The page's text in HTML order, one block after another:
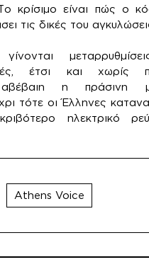
κρίσιμο είναι πώς ο
τις δικές του
έτσι και χωρίς
αβέβαιη η πράσινη
τότε οι Έλληνες
ηλεκτρικό
Athens Voice